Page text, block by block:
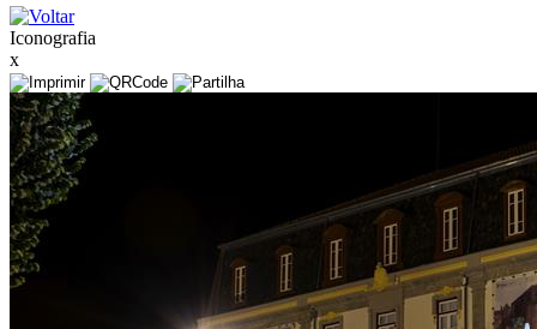
Iconografia
x